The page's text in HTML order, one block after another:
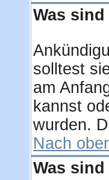
Was
solltest
am
kannst
wurden.
Nach
Was